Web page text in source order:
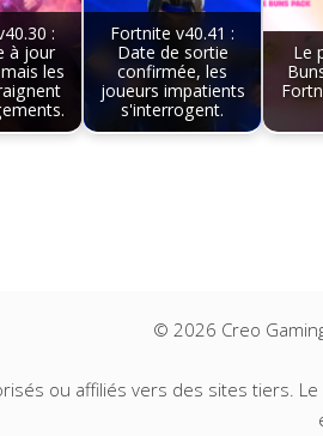
:
à jour
les
Fortnite v40.41 :
Date de sortie
confirmée, les
joueurs impatients
s'interrogent.
Le
© 2026 Creo
ou affiliés vers des sites tiers.